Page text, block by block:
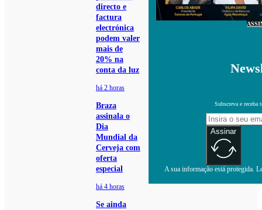
directo e
factura
electrónica
podem valer
mais de
20% na
conta da luz
há 2 horas
Braza
assinala o
Dia
Mundial da
Cerveja com
oferta
especial
há 4 horas
Se ainda
Subscreva e receba
Assinar
A sua informação está protegida.